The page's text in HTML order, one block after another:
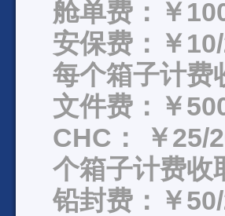
舱单费：￥
安保费：￥
每个箱子计费
文件费：￥
CHC： ￥25/
个箱子计费收
铅封费：￥